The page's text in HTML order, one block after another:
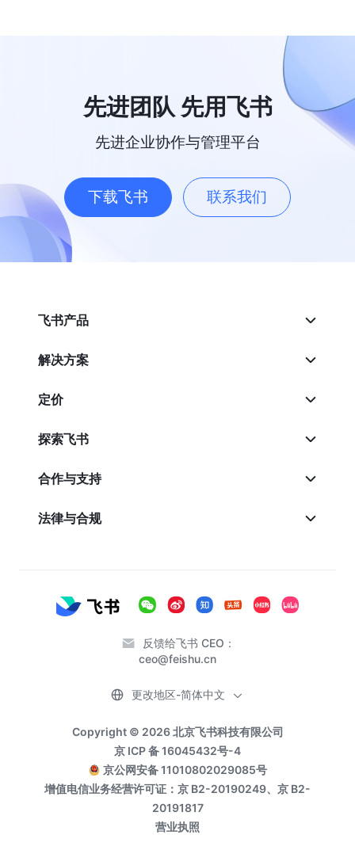
先进团队 先用飞书
先进企业协作与管理平台
下载飞书 联系我们
飞书产品
解决方案
定价
探索飞书
合作与支持
法律与合规
反馈给飞书 CEO：
ceo@feishu.cn
Copyright © 2026 北京飞书科技有限公司
京 ICP 备 16045432号-4
京公网安备 11010802029085号
增值电信业务经营许可证：京 B2-20190249、京 B2-
20191817
营业执照
更改地区-简体中文